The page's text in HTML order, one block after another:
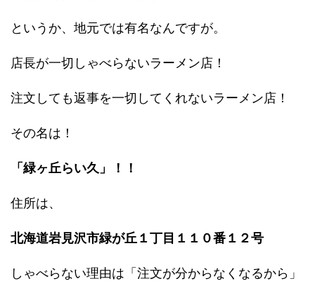
というか、地元では有名なんですが。
店長が一切しゃべらないラーメン店！
注文しても返事を一切してくれないラーメン店！
その名は！
「緑ヶ丘らい久」！！
住所は、
北海道岩見沢市緑が丘１丁目１１０番１２号
しゃべらない理由は「注文が分からなくなるから」